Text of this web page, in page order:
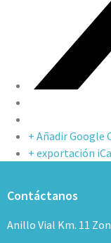
+ Añadir Google
+ exportación
Contáctanos
Anillo Vial Km. 11